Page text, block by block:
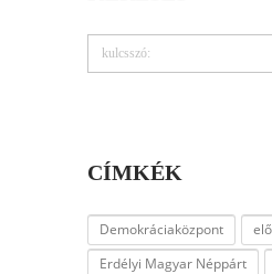
CÍMKÉK
Demokráciaközpont
Erdélyi Magyar Néppárt